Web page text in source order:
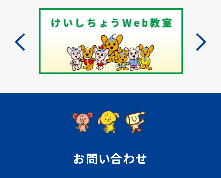
お問い合わせ